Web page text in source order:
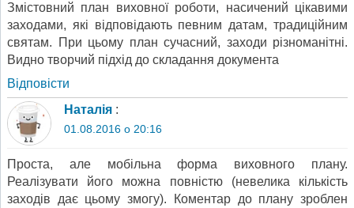
Змістовний план виховної роботи, насичений цікавими
заходами, які відповідають певним датам, традиційним
святам. При цьому план сучасний, заходи різноманітні.
Видно творчий підхід до складання документа
Відповіcти
Наталія :
01.08.2016 о 20:16
Проста, але мобільна форма виховного плану.
Реалізувати його можна повністю (невелика кількість
заходів дає цьому змогу). Коментар до плану зроблен